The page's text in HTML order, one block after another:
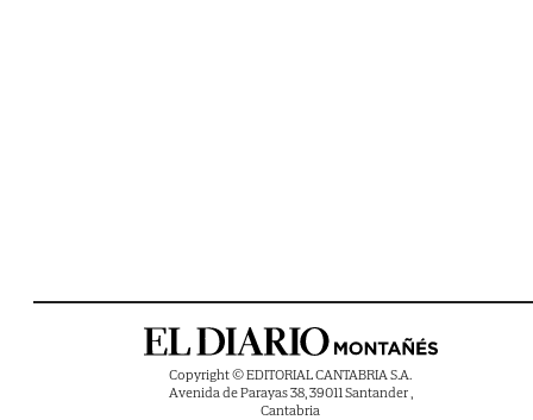
Copyright © EDITORIAL CANTABRIA S.A.
Avenida de Parayas 38, 39011 Santander ,
Cantabria